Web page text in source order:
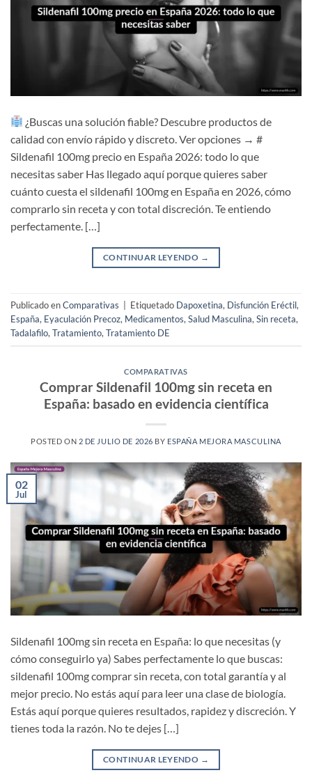
¿Buscas una solución fiable? Descubre productos de
calidad con envío rápido y discreto. Ver opciones → #
Sildenafil 100mg precio en España 2026: todo lo que
necesitas saber Has llegado aquí porque quieres saber
cuánto cuesta el sildenafil 100mg en España en 2026, cómo
comprarlo sin receta y con total discreción. Te entiendo
perfectamente. […]
CONTINUAR LEYENDO →
Publicado enComparativas Etiquetado Dapoxetina, Disfunción Eréctil,
España, Eyaculación Precoz, Medicamentos, Salud Masculina, Sin receta,
Tadalafilo, Tratamiento, Tratamiento DE
COMPARATIVAS
Comprar Sildenafil 100mg sin receta en
España: basado en evidencia científica
POSTED ON 2 DE JULIO DE 2026 BY ESPAÑA MEJORA MASCULINA
02
Jul
Sildenafil 100mg sin receta en España: lo que necesitas (y
cómo conseguirlo ya) Sabes perfectamente lo que buscas:
sildenafil 100mg comprar sin receta, con total garantía y al
mejor precio. No estás aquí para leer una clase de biología.
Estás aquí porque quieres resultados, rapidez y discreción. Y
tienes toda la razón. No te dejes […]
CONTINUAR LEYENDO →